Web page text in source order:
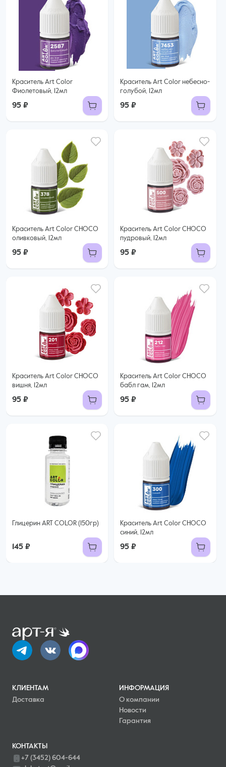
Краситель Art Color
Фиолетовый, 12мл
95 ₽
Краситель Art Color небесно-
голубой, 12мл
95 ₽
Краситель Art Color CHOCO
оливковый, 12мл
95 ₽
Краситель Art Color CHOCO
пудровый, 12мл
95 ₽
Краситель Art Color CHOCO
вишня, 12мл
95 ₽
Краситель Art Color CHOCO
бабл гам, 12мл
95 ₽
Глицерин ART COLOR (150гр)
145 ₽
Краситель Art Color CHOCO
синий, 12мл
95 ₽
КЛИЕНТАМ
Доставка
ИНФОРМАЦИЯ
О компании
Новости
Гарантия
КОНТАКТЫ
+7 (3452) 604-644